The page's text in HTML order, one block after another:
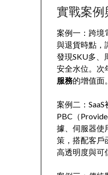
實戰案
案例一：跨境
與退貨時點，
發現SKU多、
安全水位。次
服務的增值面。
案例二：
PBC（
據、伺服器使
策，搭配客戶
高透明度與可